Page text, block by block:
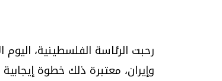
رحبت الرئاسة الفلسطينية، اليوم
وإيران، معتبرة ذلك خطوة